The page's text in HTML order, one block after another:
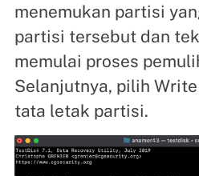
menemukan partisi
partisi tersebut dan
memulai proses
Selanjutnya, pilih
tata letak partisi.